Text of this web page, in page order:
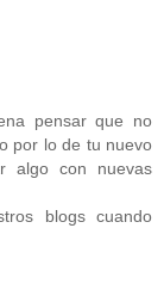
pensar que no
por lo de tu nuevo
algo con nuevas
blogs cuando